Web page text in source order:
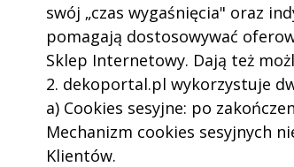
swój „czas wygaśnięcia" oraz
pomagają dostosowywać
Sklep Internetowy. Dają też
2. dekoportal.pl wykorzystuje
a) Cookies sesyjne: po
Mechanizm cookies sesyjnych
Klientów.